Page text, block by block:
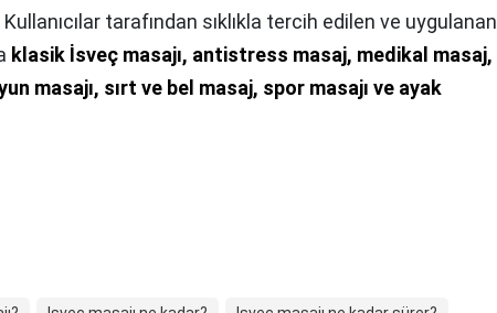
Kullanıcılar tarafından sıklıkla tercih edilen ve uygulanan
klasik İsveç masajı, antistress masaj, medikal masaj,
masajı, sırt ve bel masaj, spor masajı ve ayak